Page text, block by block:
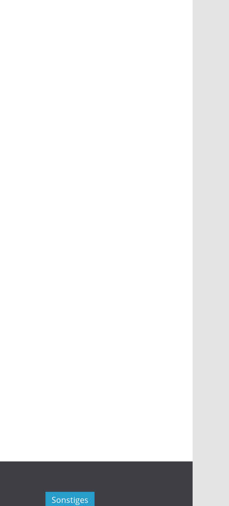
Sonstiges